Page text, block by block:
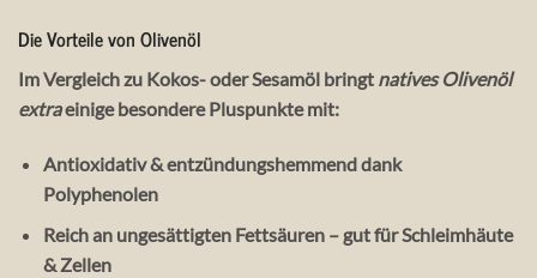
Die Vorteile von Olivenöl
Im Vergleich zu Kokos- oder Sesamöl bringt natives Olivenöl
extraeinige besondere Pluspunkte mit:
Antioxidativ & entzündungshemmenddank
Polyphenolen
Reich an ungesättigten Fettsäuren– gut für Schleimhäute
& Zellen